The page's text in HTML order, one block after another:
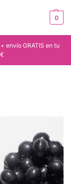
0
envío GRATIS en tu